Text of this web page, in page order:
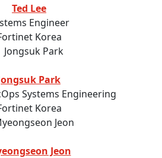
Ted Lee
Engineer
Korea
Park
Systems Engineering
Korea
Jeon